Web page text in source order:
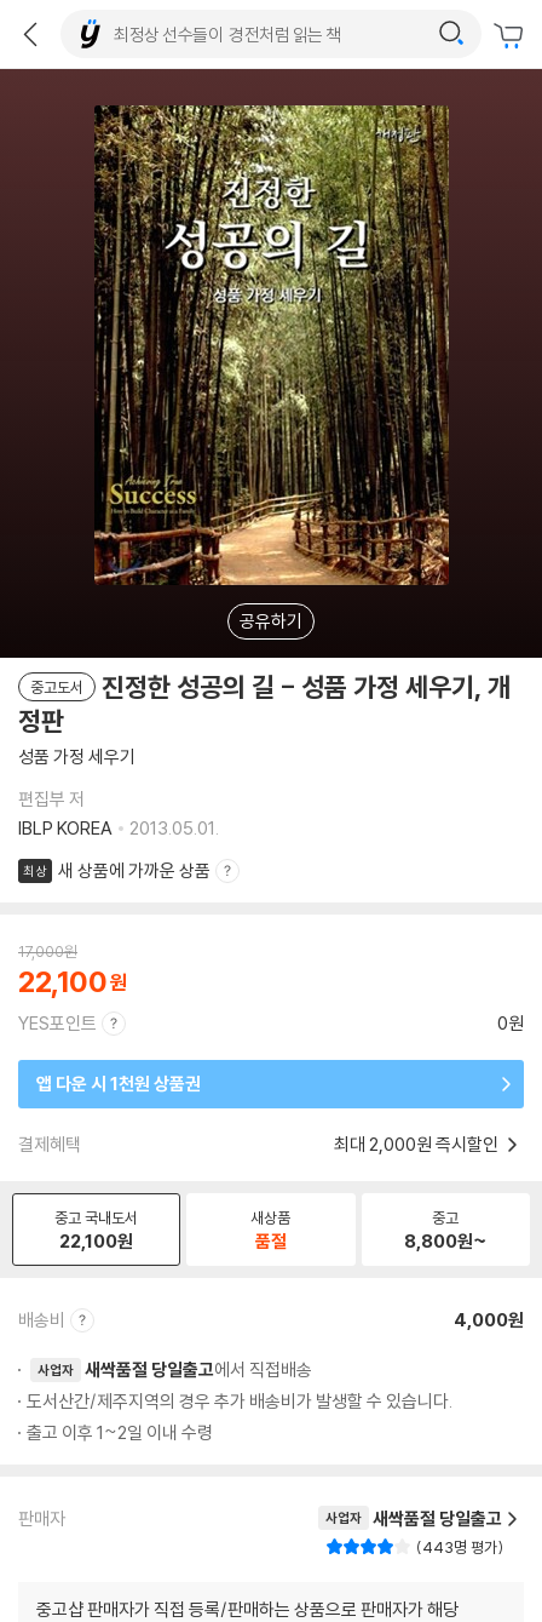
공유하기
중고도서
진정한 성공의 길 - 성품 가정 세우기, 개
정판
성품 가정 세우기
편집부 저
IBLP KOREA
2013.05.01.
최상 새 상품에 가까운 상품
17,000원
22,100
YES포인트 0원
앱 다운 시 1천원 상품권
결제혜택 최대 2,000원 즉시할인
중고 국내도서
22,100원
새상품
품절
중고
8,800원~
배송비 4,000원
사업자 새싹품절 당일출고에서 직접배송
도서산간/제주지역의 경우 추가 배송비가 발생할 수 있습니다.
출고 이후 1~2일 이내 수령
판매자 사업자 새싹품절 당일출고
443명 평가
중고샵 판매자가 직접 등록/판매하는 상품으로 판매자가 해당